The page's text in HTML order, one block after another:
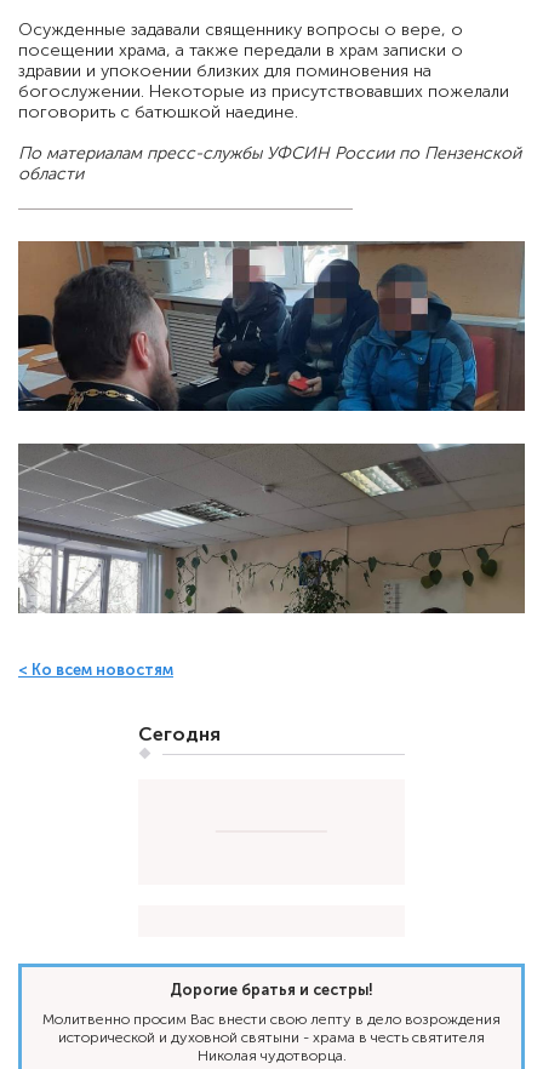
Осужденные задавали священнику вопросы о вере, о
посещении храма, а также передали в храм записки о
здравии и упокоении близких для поминовения на
богослужении. Некоторые из присутствовавших пожелали
поговорить с батюшкой наедине.
По материалам пресс-службы УФСИН России по Пензенской
области
< Ко всем новостям
Сегодня
Дорогие братья и сестры!
Молитвенно просим Вас внести свою лепту в дело возрождения
исторической и духовной святыни - храма в честь святителя
Николая чудотворца.